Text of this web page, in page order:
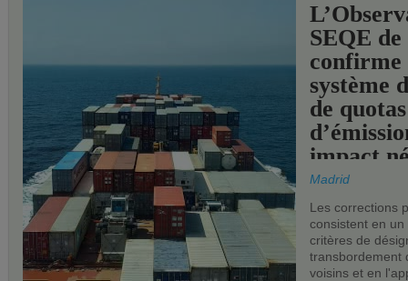
SEQE de
confirme
système
de quotas
impact
les ports
Madrid
Les corrections
consistent en
critères de
transbordement
voisins et en